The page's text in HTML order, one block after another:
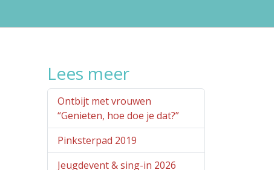
Lees meer
Ontbijt met vrouwen
“Genieten, hoe doe je dat?”
Pinksterpad 2019
Jeugdevent & sing-in 2026